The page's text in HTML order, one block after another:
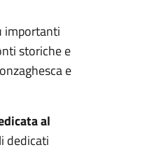
importanti
storiche e
e
al
dedicati